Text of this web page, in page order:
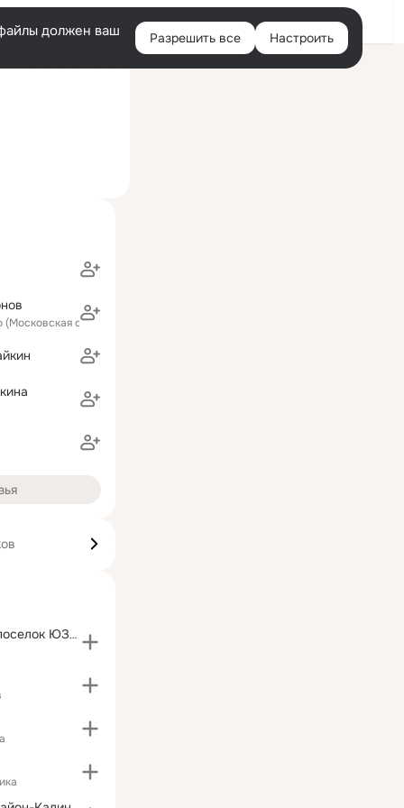
Войти
должен ваш Разрешить все Настроить
область)
Милицейский поселок ЮЗАО г.Москвы